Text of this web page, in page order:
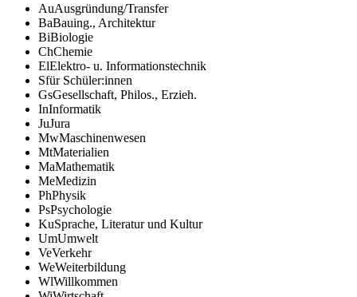
AuAusgründung/Transfer
BaBauing., Architektur
BiBiologie
ChChemie
ElElektro- u. Informationstechnik
Sfür Schüler:innen
GsGesellschaft, Philos., Erzieh.
InInformatik
JuJura
MwMaschinenwesen
MtMaterialien
MaMathematik
MeMedizin
PhPhysik
PsPsychologie
KuSprache, Literatur und Kultur
UmUmwelt
VeVerkehr
WeWeiterbildung
WlWillkommen